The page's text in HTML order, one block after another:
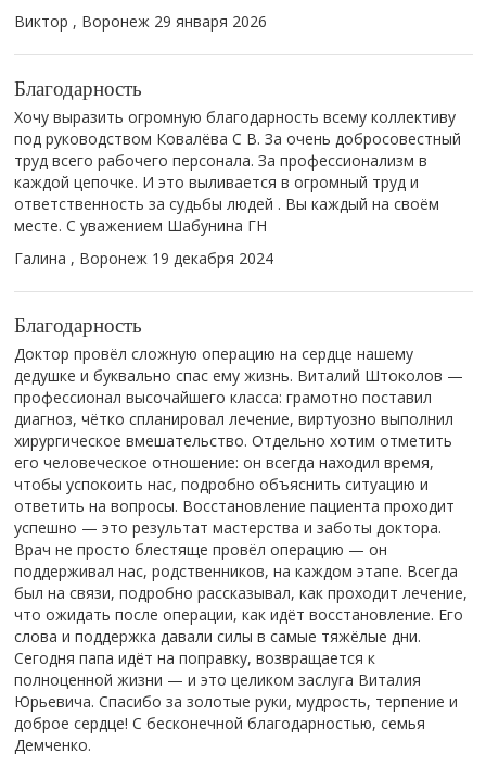
Виктор , Воронеж29 января 2026
Благодарность
Хочу выразить огромную благодарность всему коллективу
под руководством Ковалёва С В. За очень добросовестный
труд всего рабочего персонала. За профессионализм в
каждой цепочке. И это выливается в огромный труд и
ответственность за судьбы людей . Вы каждый на своём
месте. С уважением Шабунина ГН
Галина , Воронеж 19 декабря 2024
Благодарность
Доктор провёл сложную операцию на сердце нашему
дедушке и буквально спас ему жизнь. Виталий Штоколов —
профессионал высочайшего класса: грамотно поставил
диагноз, чётко спланировал лечение, виртуозно выполнил
хирургическое вмешательство. Отдельно хотим отметить
его человеческое отношение: он всегда находил время,
чтобы успокоить нас, подробно объяснить ситуацию и
ответить на вопросы. Восстановление пациента проходит
успешно — это результат мастерства и заботы доктора.
Врач не просто блестяще провёл операцию — он
поддерживал нас, родственников, на каждом этапе. Всегда
был на связи, подробно рассказывал, как проходит лечение,
что ожидать после операции, как идёт восстановление. Его
слова и поддержка давали силы в самые тяжёлые дни.
Сегодня папа идёт на поправку, возвращается к
полноценной жизни — и это целиком заслуга Виталия
Юрьевича. Спасибо за золотые руки, мудрость, терпение и
доброе сердце! С бесконечной благодарностью, семья
Демченко.